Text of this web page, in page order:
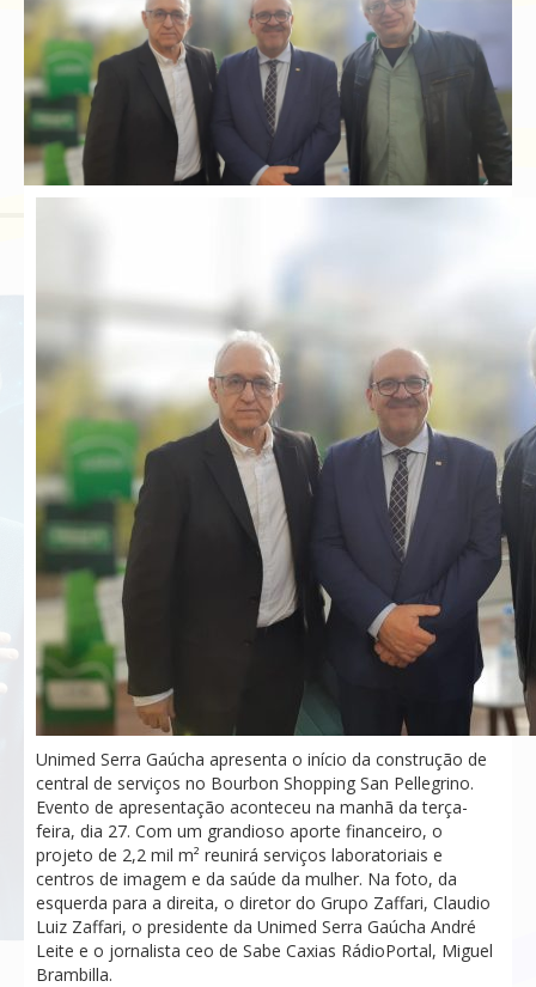
Unimed Serra Gaúcha apresenta o início da construção de
central de serviços no Bourbon Shopping San Pellegrino.
Evento de apresentação aconteceu na manhã da terça-
feira, dia 27. Com um grandioso aporte financeiro, o
projeto de 2,2 mil m² reunirá serviços laboratoriais e
centros de imagem e da saúde da mulher. Na foto, da
esquerda para a direita, o diretor do Grupo Zaffari, Claudio
Luiz Zaffari, o presidente da Unimed Serra Gaúcha André
Leite e o jornalista ceo de Sabe Caxias RádioPortal, Miguel
Brambilla.